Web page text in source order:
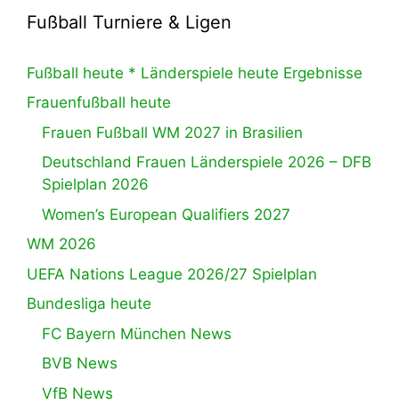
Fußball Turniere & Ligen
Fußball heute * Länderspiele heute Ergebnisse
Frauenfußball heute
Frauen Fußball WM 2027 in Brasilien
Deutschland Frauen Länderspiele 2026 – DFB
Spielplan 2026
Women’s European Qualifiers 2027
WM 2026
UEFA Nations League 2026/27 Spielplan
Bundesliga heute
FC Bayern München News
BVB News
VfB News